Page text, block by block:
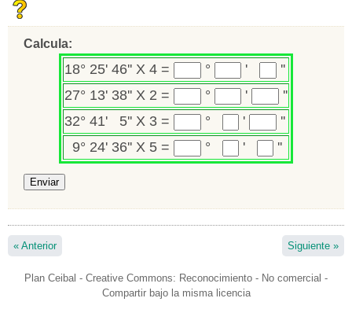
Calcula:
18° 25' 46'' X 4 = Rellenar huecos (1):
° Rellenar huecos (2):
'
Rellenar
huecos (3):
''
27° 13' 38'' X 2 =
Rellenar huecos (4):
° Rellenar huecos (5):
'
Rellenar
huecos (6):
''
32° 41' 5'' X 3 =
Rellenar huecos (7):
° Rellenar huecos (8):
'
Rellenar huecos
(9):
''
9° 24' 36'' X 5 =
Rellenar huecos (10):
°
Rellenar huecos
(11):
'
Rellenar
huecos (12):
''
« Anterior Siguiente »
Plan Ceibal - Creative Commons: Reconocimiento - No comercial -
Compartir bajo la misma licencia